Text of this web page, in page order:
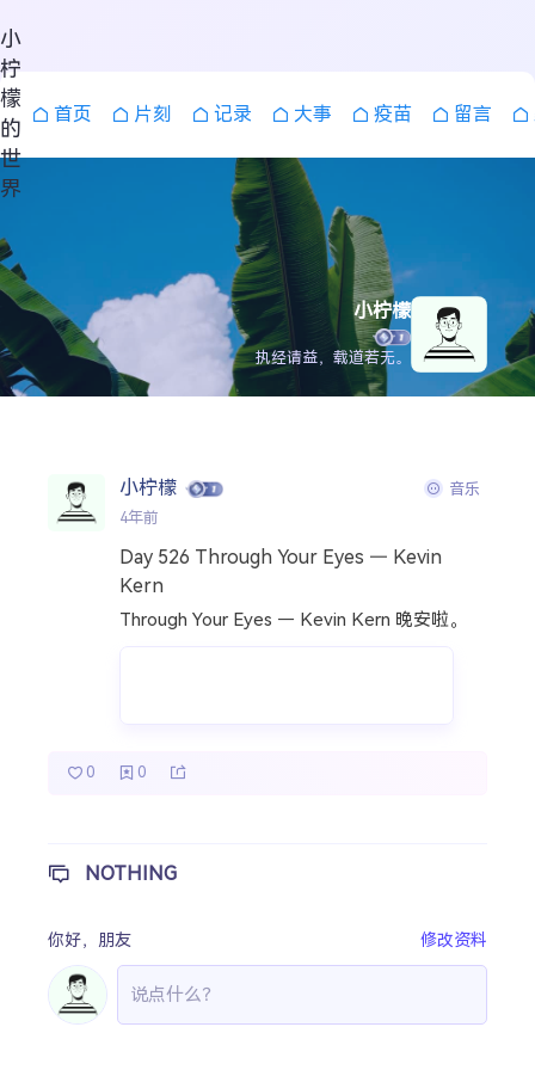
小
柠
檬
的
世
界
首页 片刻 记录 大事 疫苗 留言
成长日记 宝宝辅食 宝宝课堂
小柠檬
执经请益，载道若无。
小柠檬
音乐
4年前
Day 526 Through Your Eyes — Kevin
Kern
Through Your Eyes — Kevin Kern 晚安啦。
0 0
NOTHING
你好， 朋友 修改资料